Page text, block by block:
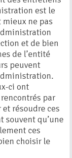
est le
ne pas
et de bien
de l’entité
peuvent
ci ont
par
résoudre ces
souvent qu’une
ces
choisir le